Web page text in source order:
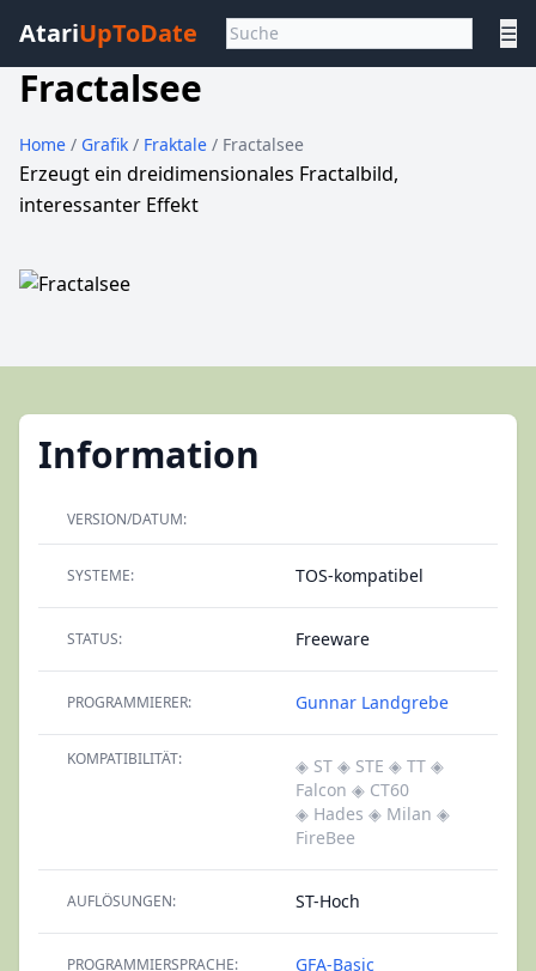
AtariUpToDate ☰
Fractalsee
Home / Grafik / Fraktale / Fractalsee
Erzeugt ein dreidimensionales Fractalbild,
interessanter Effekt
Information
VERSION/DATUM:
SYSTEME: TOS-kompatibel
STATUS: Freeware
PROGRAMMIERER: Gunnar Landgrebe
KOMPATIBILITÄT: ◈ ST ◈ STE ◈ TT ◈
Falcon ◈ CT60
◈ Hades ◈ Milan ◈
FireBee
AUFLÖSUNGEN: ST-Hoch
PROGRAMMIERSPRACHE: GFA-Basic